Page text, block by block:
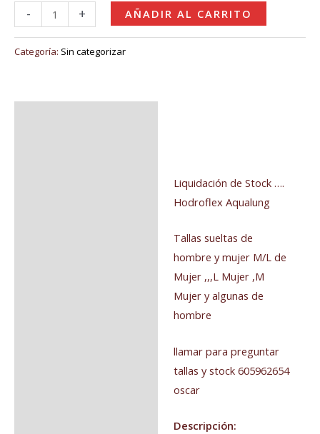
- + AÑADIR AL CARRITO
Categoría: Sin categorizar
Liquidación de Stock ….
Hodroflex Aqualung
Tallas sueltas de
hombre y mujer M/L de
Mujer ,,,L Mujer ,M
Mujer y algunas de
hombre
llamar para preguntar
tallas y stock 605962654
oscar
Descripción: